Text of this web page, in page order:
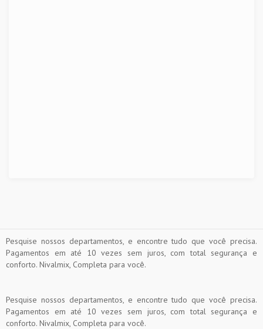
Pesquise nossos departamentos, e encontre tudo que você precisa.
Pagamentos em até 10 vezes sem juros, com total segurança e
conforto. Nivalmix, Completa para você.
Pesquise nossos departamentos, e encontre tudo que você precisa.
Pagamentos em até 10 vezes sem juros, com total segurança e
conforto. Nivalmix, Completa para você.